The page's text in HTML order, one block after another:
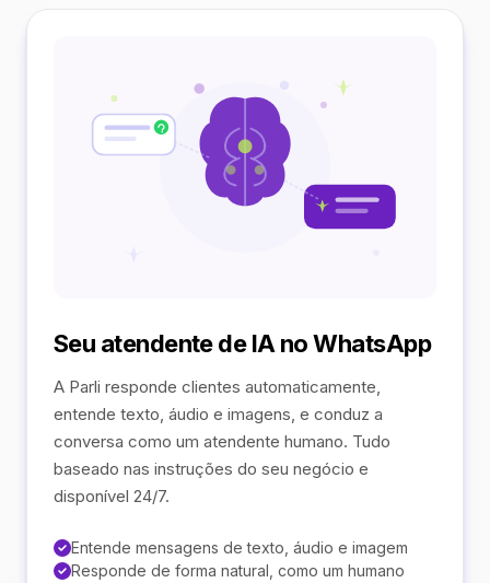
Seu atendente de IA no WhatsApp
A Parli responde clientes automaticamente,
entende texto, áudio e imagens, e conduz a
conversa como um atendente humano. Tudo
baseado nas instruções do seu negócio e
disponível 24/7.
Entende mensagens de texto, áudio e imagem
Responde de forma natural, como um humano